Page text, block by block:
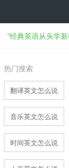
“经典英语从头学
热门搜索
翻译英文怎么说
音乐英文怎么说
时间英文怎么说